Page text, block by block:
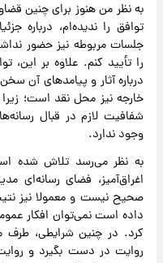
به نظر من هنوز برای چنین
توافق را ندیده‌ام، درباره
جلسات مربوطه نیز حضور
را تأیید کنم. علاوه بر این،
درباره آثار و پیامدهای آن
خارجه نیز محل نقد است؛ زیرا
شفافیت لازم در قبال
وجود ندارد.
به نظر می‌رسد تلاش شده
اغراق‌آمیز، فضای رسانه‌ای
صحیح نیست و معمولا نیز
داده است نمی‌توان افکار
کرد. در چنین شرایطی، طرف
روایت در دست بگیرد و